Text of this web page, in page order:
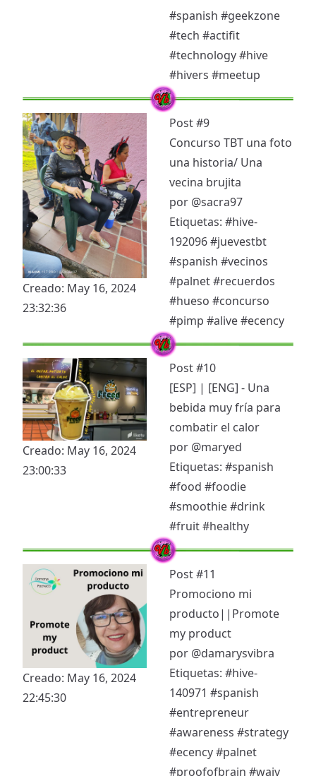
#spanish #geekzone
#tech #actifit
#technology#hive
#hivers #meetup
Creado: May 16, 2024
23:32:36
Post #9
Concurso TBT una foto
una historia/ Una
vecina brujita
por @sacra97
Etiquetas: #hive-
192096#juevestbt
#spanish #vecinos
#palnet#recuerdos
#hueso #concurso
#pimp #alive#ecency
Creado: May 16, 2024
23:00:33
Post #10
[ESP] | [ENG] - Una
bebida muy fría para
combatir el calor
por @maryed
Etiquetas: #spanish
#food #foodie
#smoothie#drink
#fruit#healthy
Creado: May 16, 2024
22:45:30
Post #11
Promociono mi
producto||Promote
my product
por @damarysvibra
Etiquetas: #hive-
140971 #spanish
#entrepreneur
#awareness #strategy
#ecency#palnet
#proofofbrain #waiv